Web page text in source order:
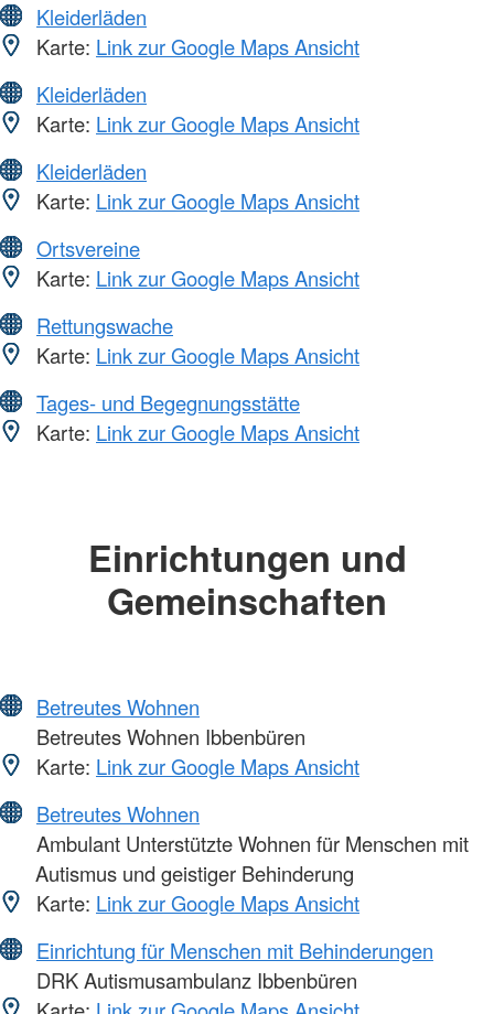
Kleiderläden
Karte: Link zur Google Maps Ansicht
Kleiderläden
Karte: Link zur Google Maps Ansicht
Kleiderläden
Karte: Link zur Google Maps Ansicht
Ortsvereine
Karte: Link zur Google Maps Ansicht
Rettungswache
Karte: Link zur Google Maps Ansicht
Tages- und Begegnungsstätte
Karte: Link zur Google Maps Ansicht
Einrichtungen und
Gemeinschaften
Betreutes Wohnen
Betreutes Wohnen Ibbenbüren
Karte: Link zur Google Maps Ansicht
Betreutes Wohnen
Ambulant Unterstützte Wohnen für Menschen mit
Autismus und geistiger Behinderung
Karte: Link zur Google Maps Ansicht
Einrichtung für Menschen mit Behinderungen
DRK Autismusambulanz Ibbenbüren